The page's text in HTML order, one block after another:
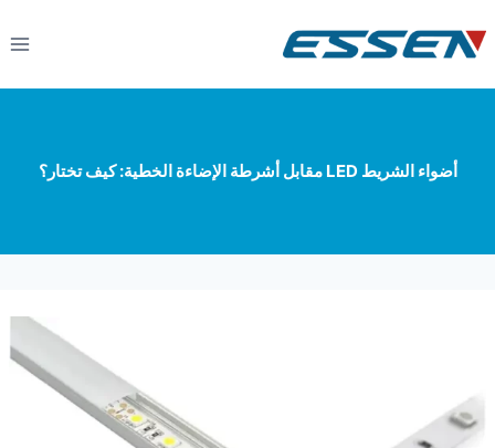
أضواء الشريط LED مقابل أشرطة الإضاءة الخطية: كيف تختار؟